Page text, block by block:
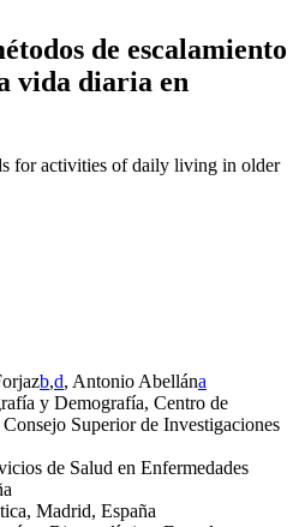
de escalamiento
vida diaria en
for activities of daily living in older
b,d, Antonio Abellána
y Demografía, Centro de
Superior de Investigaciones
de Salud en Enfermedades
Madrid, España